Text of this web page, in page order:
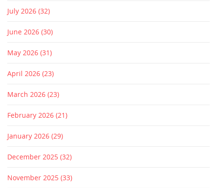
July 2026 (32)
June 2026 (30)
May 2026 (31)
April 2026 (23)
March 2026 (23)
February 2026 (21)
January 2026 (29)
December 2025 (32)
November 2025 (33)